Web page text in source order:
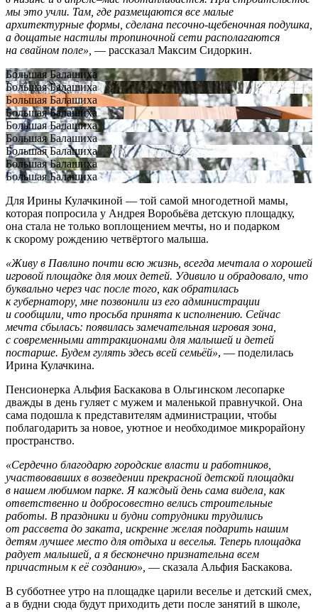
мы это учли. Там, где размещаются все малые
архитектурные формы, сделана песочно-щебеночная подушка,
а дощатые настилы тропиночной сети располагаются
на свайном поле», — рассказал Максим Сидоркин.
Большая Балашиха
Большая Балашиха
Большая Балашиха
Большая Балашиха
Большая Балашиха
Большая Балашиха
Большая Балашиха
Большая Балашиха
Большая Балашиха
Для Ирины Кулачкиной — той самой многодетной мамы,
которая попросила у Андрея Воробьёва детскую площадку,
она стала не только воплощением мечты, но и подарком
к скорому рождению четвёртого малыша.
«Живу в Павлино почти всю жизнь, всегда мечтала о хорошей
игровой площадке для моих детей. Удивило и обрадовало, что
буквально через час после того, как обратилась
к губернатору, мне позвонили из его администрации
и сообщили, что просьба принята к исполнению. Сейчас
мечта сбылась: появилась замечательная игровая зона,
с современными аттракционами для малышей и детей
постарше. Будем гулять здесь всей семьёй», — поделилась
Ирина Кулачкина.
Пенсионерка Альфия Баскакова в Ольгинском лесопарке
дважды в день гуляет с мужем и маленькой правнучкой. Она
сама подошла к представителям администрации, чтобы
поблагодарить за новое, уютное и необходимое микрорайону
пространство.
«Сердечно благодарю городские власти и работников,
участвовавших в возведении прекрасной детской площадки
в нашем любимом парке. Я каждый день сама видела, как
ответственно и добросовестно велись строительные
работы. В праздники и будни сотрудники трудились
от рассвета до заката, искренне желая подарить нашим
детям лучшее место для отдыха и веселья. Теперь площадка
радует малышей, а я бесконечно признательна всем
причастным к её созданию», — сказала Альфия Баскакова.
В субботнее утро на площадке царили веселье и детский смех,
а в будни сюда будут приходить дети после занятий в школе,